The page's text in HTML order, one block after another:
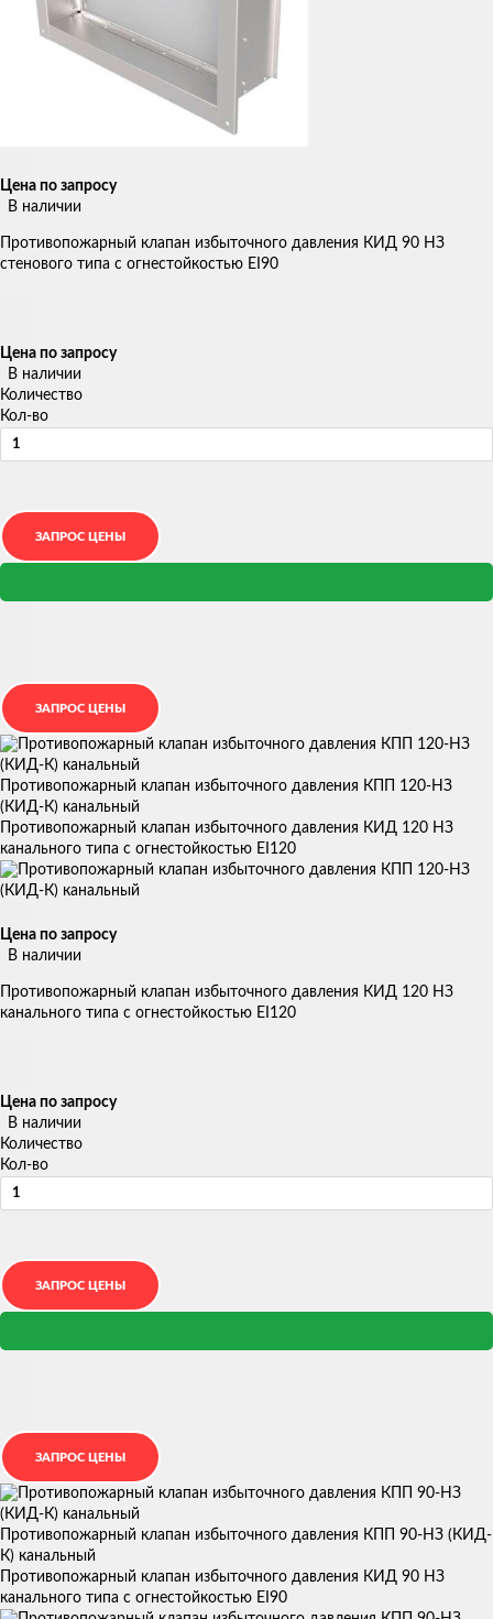
Цена по запросу
В наличии
Противопожарный клапан избыточного давления КИД 90 НЗ
стенового типа с огнестойкостью EI90
Цена по запросу
В наличии
Количество
Кол-во
Противопожарный клапан избыточного давления КПП 120-НЗ
(КИД-К) канальный
Противопожарный клапан избыточного давления КИД 120 НЗ
канального типа с огнестойкостью EI120
Цена по запросу
В наличии
Противопожарный клапан избыточного давления КИД 120 НЗ
канального типа с огнестойкостью EI120
Цена по запросу
В наличии
Количество
Кол-во
Противопожарный клапан избыточного давления КПП 90-НЗ (КИД-
К) канальный
Противопожарный клапан избыточного давления КИД 90 НЗ
канального типа с огнестойкостью EI90